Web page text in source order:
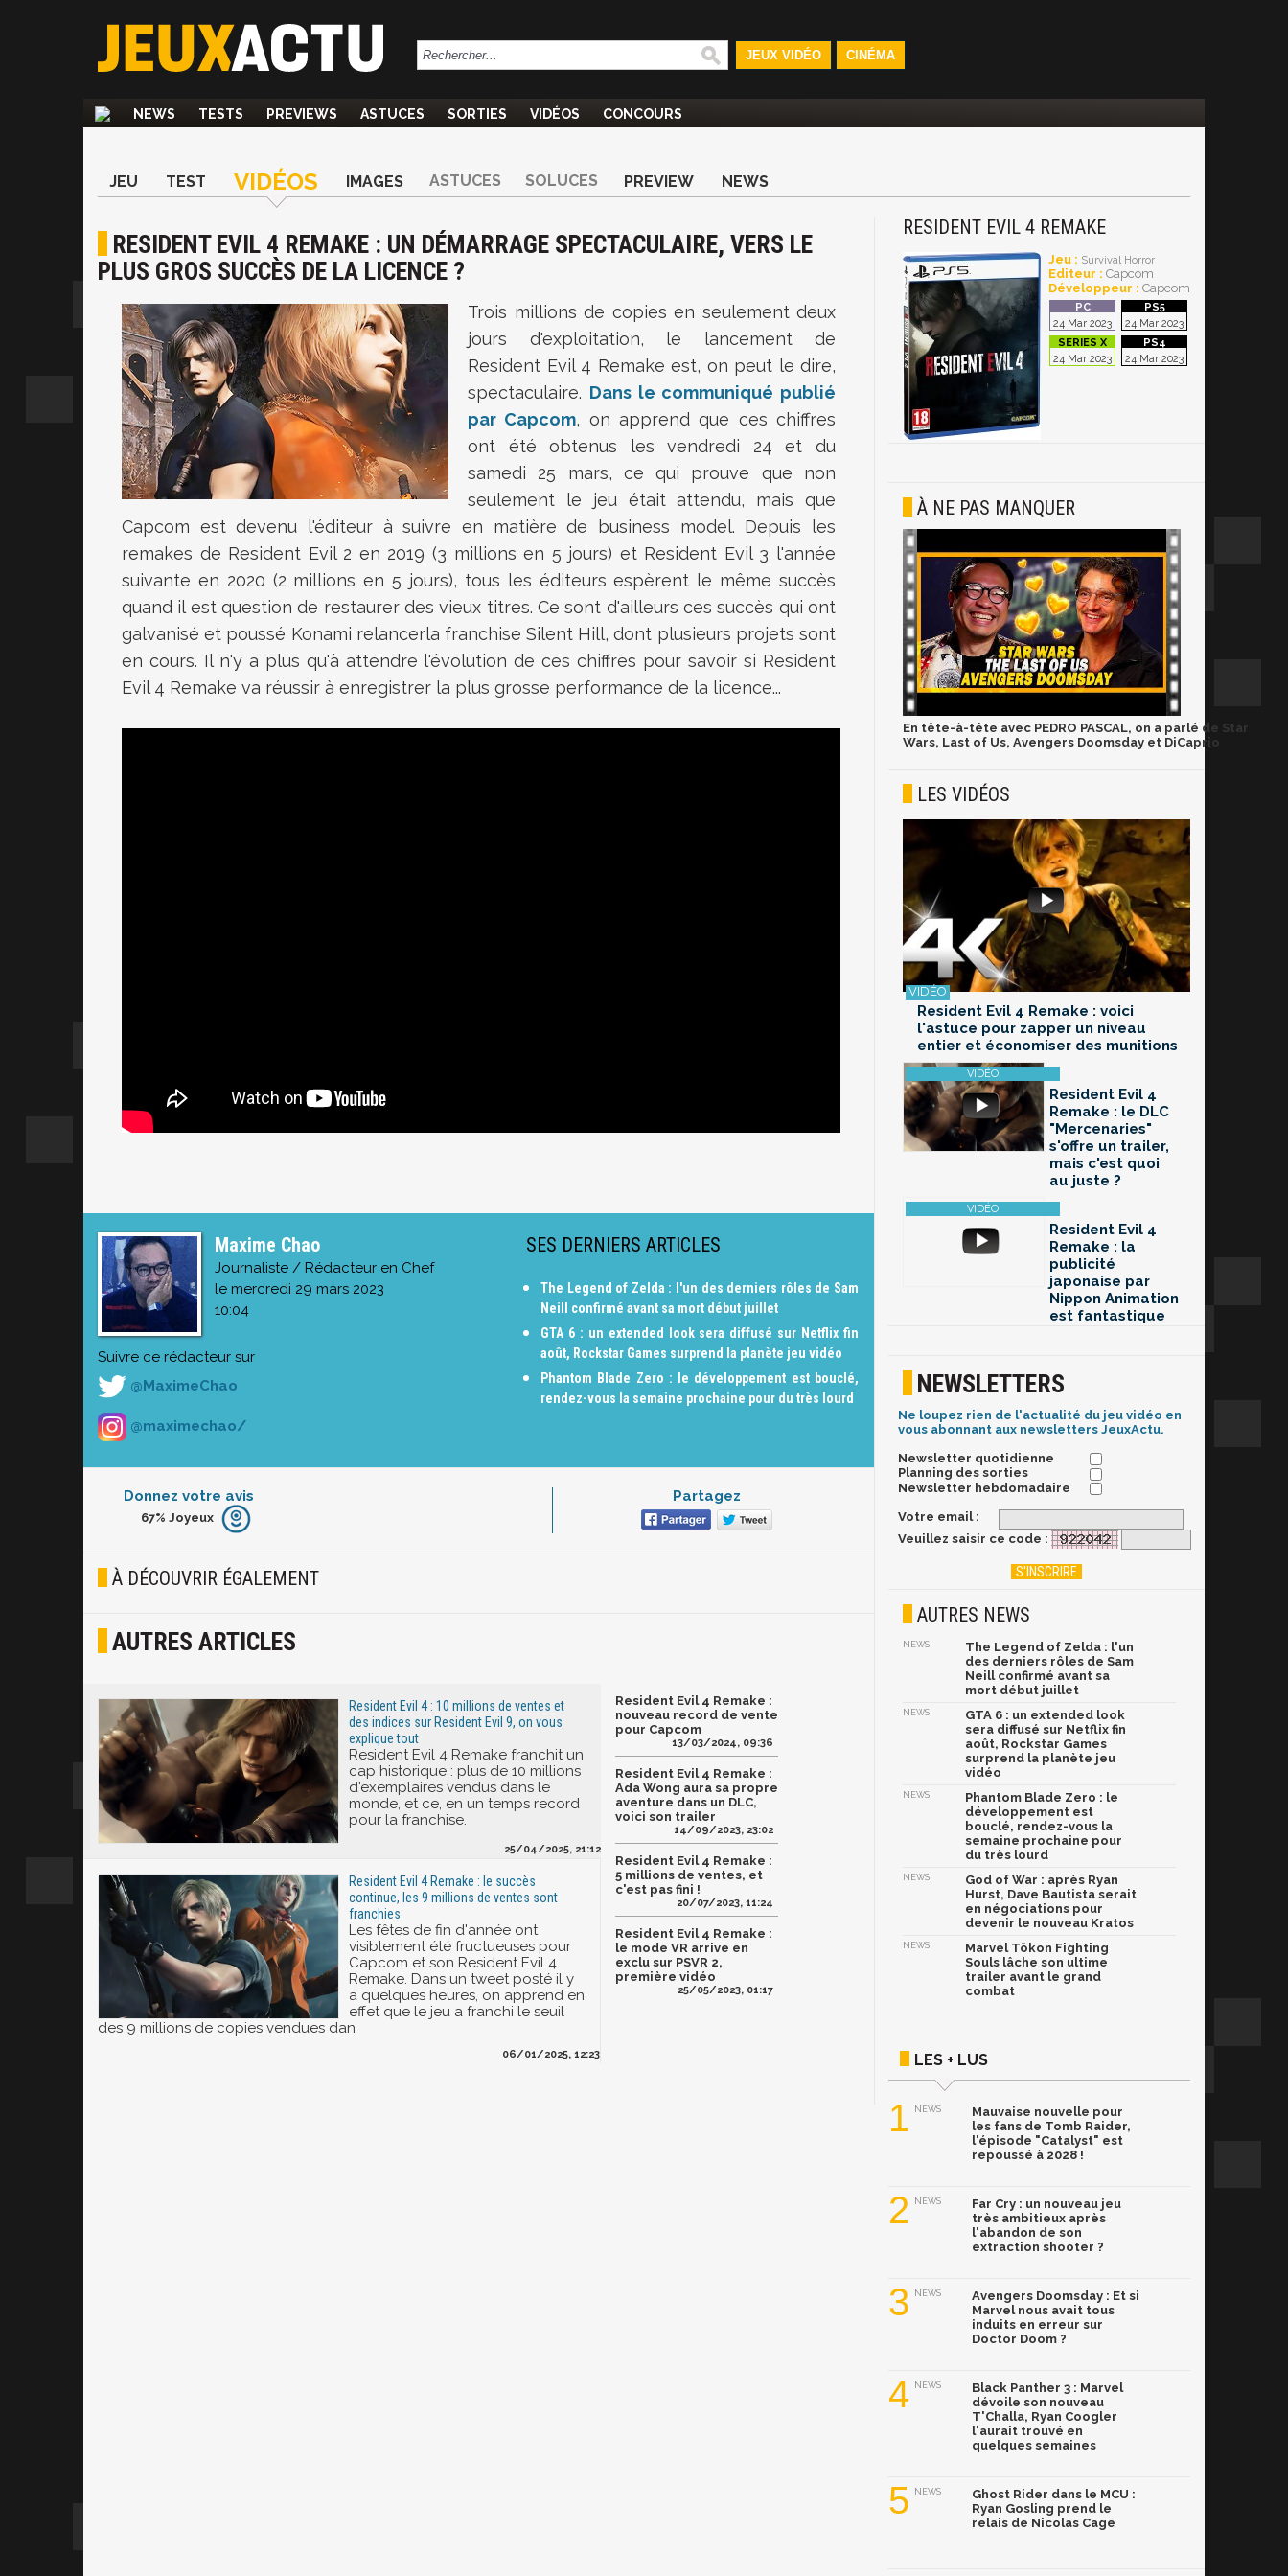
JEUX VIDÉO CINÉMA
NEWS TESTS PREVIEWS ASTUCES SORTIES VIDÉOS CONCOURS
JEU TEST VIDÉOS IMAGES ASTUCES SOLUCES PREVIEW NEWS
RESIDENT EVIL 4 REMAKE : UN DÉMARRAGE SPECTACULAIRE, VERS LE
PLUS GROS SUCCÈS DE LA LICENCE ?
Trois millions de copies en seulement deux
jours d'exploitation, le lancement de
Resident Evil 4 Remake est, on peut le dire,
spectaculaire. Dans le communiqué publié
par Capcom, on apprend que ces chiffres
ont été obtenus les vendredi 24 et du
samedi 25 mars, ce qui prouve que non
seulement le jeu était attendu, mais que
Capcom est devenu l'éditeur à suivre en matière de business model. Depuis les
remakes de Resident Evil 2 en 2019 (3 millions en 5 jours) et Resident Evil 3 l'année
suivante en 2020 (2 millions en 5 jours), tous les éditeurs espèrent le même succès
quand il est question de restaurer des vieux titres. Ce sont d'ailleurs ces succès qui ont
galvanisé et poussé Konami relancerla franchise Silent Hill, dont plusieurs projets sont
en cours. Il n'y a plus qu'à attendre l'évolution de ces chiffres pour savoir si Resident
Evil 4 Remake va réussir à enregistrer la plus grosse performance de la licence...
Maxime Chao
Journaliste / Rédacteur en Chef
le mercredi 29 mars 2023
10:04
Suivre ce rédacteur sur
@MaximeChao
@maximechao/
SES DERNIERS ARTICLES
The Legend of Zelda : l'un des derniers rôles de Sam
Neill confirmé avant sa mort début juillet
GTA 6 : un extended look sera diffusé sur Netflix fin
août, Rockstar Games surprend la planète jeu vidéo
Phantom Blade Zero : le développement est bouclé,
rendez-vous la semaine prochaine pour du très lourd
Donnez votre avis
Furieux
Joyeux
67% Joyeux
Partagez
À DÉCOUVRIR ÉGALEMENT
AUTRES ARTICLES
Resident Evil 4 : 10 millions de ventes et
des indices sur Resident Evil 9, on vous
explique tout
Resident Evil 4 Remake franchit un
cap historique : plus de 10 millions
d'exemplaires vendus dans le
monde, et ce, en un temps record
pour la franchise.
25/04/2025, 21:12
Resident Evil 4 Remake : le succès
continue, les 9 millions de ventes sont
franchies
Les fêtes de fin d'année ont
visiblement été fructueuses pour
Capcom et son Resident Evil 4
Remake. Dans un tweet posté il y
a quelques heures, on apprend en
effet que le jeu a franchi le seuil
des 9 millions de copies vendues dan
06/01/2025, 12:23
Resident Evil 4 Remake :
nouveau record de vente
pour Capcom
13/03/2024, 09:36
Resident Evil 4 Remake :
Ada Wong aura sa propre
aventure dans un DLC,
voici son trailer
14/09/2023, 23:02
Resident Evil 4 Remake :
5 millions de ventes, et
c'est pas fini !
20/07/2023, 11:24
Resident Evil 4 Remake :
le mode VR arrive en
exclu sur PSVR 2,
première vidéo
25/05/2023, 01:17
RESIDENT EVIL 4 REMAKE
Jeu : Survival Horror
Editeur : Capcom
Développeur : Capcom
24 Mar 2023 24 Mar 2023
24 Mar 2023 24 Mar 2023
À NE PAS MANQUER
En tête-à-tête avec PEDRO PASCAL, on a parlé de Star
Wars, Last of Us, Avengers Doomsday et DiCaprio
LES VIDÉOS
Resident Evil 4 Remake : voici
l'astuce pour zapper un niveau
entier et économiser des munitions
Resident Evil 4
Remake : le DLC
"Mercenaries"
s'offre un trailer,
mais c'est quoi
au juste ?
Resident Evil 4
Remake : la
publicité
japonaise par
Nippon Animation
est fantastique
NEWSLETTERS
Ne loupez rien de l'actualité du jeu vidéo en
vous abonnant aux newsletters JeuxActu.
Newsletter quotidienne
Planning des sorties
Newsletter hebdomadaire
Votre email :
Veuillez saisir ce code :
AUTRES NEWS
NEWS
The Legend of Zelda : l'un
des derniers rôles de Sam
Neill confirmé avant sa
mort début juillet
NEWS
GTA 6 : un extended look
sera diffusé sur Netflix fin
août, Rockstar Games
surprend la planète jeu
vidéo
NEWS
Phantom Blade Zero : le
développement est
bouclé, rendez-vous la
semaine prochaine pour
du très lourd
NEWS
God of War : après Ryan
Hurst, Dave Bautista serait
en négociations pour
devenir le nouveau Kratos
NEWS
Marvel Tōkon Fighting
Souls lâche son ultime
trailer avant le grand
combat
LES + LUS
1 NEWS
Mauvaise nouvelle pour
les fans de Tomb Raider,
l'épisode "Catalyst" est
repoussé à 2028 !
2 NEWS
Far Cry : un nouveau jeu
très ambitieux après
l'abandon de son
extraction shooter ?
3 NEWS
Avengers Doomsday : Et si
Marvel nous avait tous
induits en erreur sur
Doctor Doom ?
4 NEWS
Black Panther 3 : Marvel
dévoile son nouveau
T'Challa, Ryan Coogler
l'aurait trouvé en
quelques semaines
5 NEWS
Ghost Rider dans le MCU :
Ryan Gosling prend le
relais de Nicolas Cage